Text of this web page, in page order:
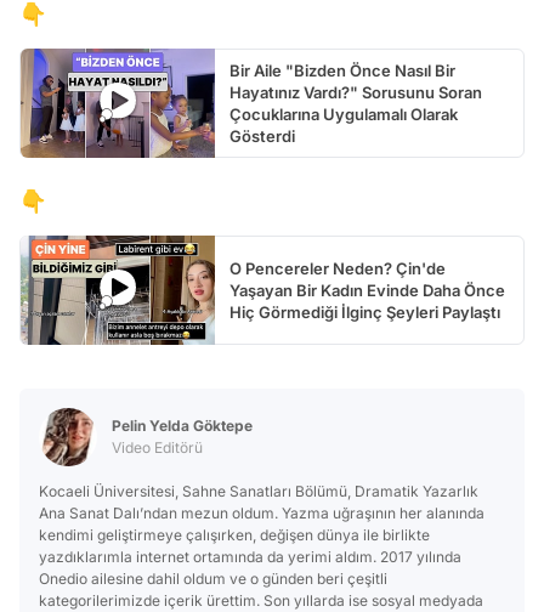
👇
Bir Aile "Bizden Önce Nasıl Bir
Hayatınız Vardı?" Sorusunu Soran
Çocuklarına Uygulamalı Olarak
Gösterdi
👇
O Pencereler Neden? Çin'de
Yaşayan Bir Kadın Evinde Daha Önce
Hiç Görmediği İlginç Şeyleri Paylaştı
Pelin Yelda Göktepe
Video Editörü
Kocaeli Üniversitesi, Sahne Sanatları Bölümü, Dramatik Yazarlık
Ana Sanat Dalı’ndan mezun oldum. Yazma uğraşının her alanında
kendimi geliştirmeye çalışırken, değişen dünya ile birlikte
yazdıklarımla internet ortamında da yerimi aldım. 2017 yılında
Onedio ailesine dahil oldum ve o günden beri çeşitli
kategorilerimizde içerik ürettim. Son yıllarda ise sosyal medyada